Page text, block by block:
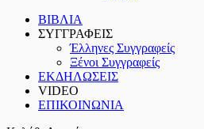
ΒΙΒΛΙΑ
ΣΥΓΓΡΑΦΕΙΣ
Έλληνες Συγγραφείς
Ξένοι Συγγραφείς
ΕΚΔΗΛΩΣΕΙΣ
VIDEO
ΕΠΙΚΟΙΝΩΝΙΑ